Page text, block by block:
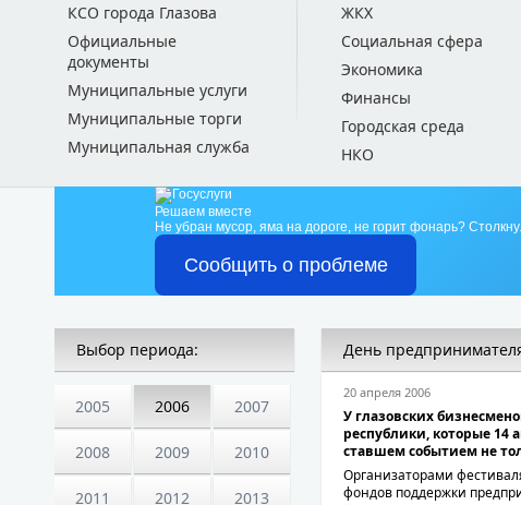
КСО города Глазова
Официальные
документы
Муниципальные услуги
Муниципальные торги
Муниципальная служба
ЖКХ
Социальная сфера
Экономика
Финансы
Городская среда
НКО
Решаем вместе
Не убран мусор, яма на дороге, не горит фонарь?
Сообщить о проблеме
Выбор периода:
2005 2006 2007
2008 2009 2010
2011 2012 2013
День
20 апреля 2006
У глазовских
республики, которые 14
ставшем событием не
Организаторами
фондов поддержки